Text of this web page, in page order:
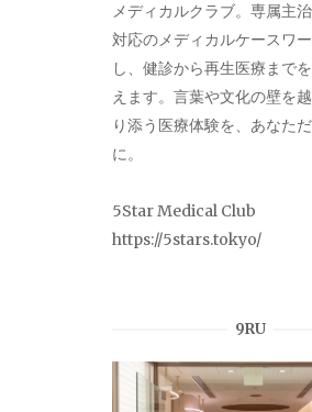
メディカルクラブ。専属主
対応のメディカルケースワ
し、健診から再生医療まで
えます。言葉や文化の壁を
り添う医療体験を、あなた
に。
5Star Medical Club
https://5stars.tokyo/
9RU